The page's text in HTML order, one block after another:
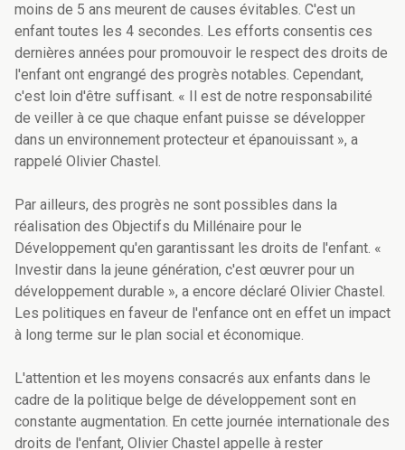
moins de 5 ans meurent de causes évitables. C'est un
enfant toutes les 4 secondes. Les efforts consentis ces
dernières années pour promouvoir le respect des droits de
l'enfant ont engrangé des progrès notables. Cependant,
c'est loin d'être suffisant. « Il est de notre responsabilité
de veiller à ce que chaque enfant puisse se développer
dans un environnement protecteur et épanouissant », a
rappelé Olivier Chastel.
Par ailleurs, des progrès ne sont possibles dans la
réalisation des Objectifs du Millénaire pour le
Développement qu'en garantissant les droits de l'enfant. «
Investir dans la jeune génération, c'est œuvrer pour un
développement durable », a encore déclaré Olivier Chastel.
Les politiques en faveur de l'enfance ont en effet un impact
à long terme sur le plan social et économique.
L'attention et les moyens consacrés aux enfants dans le
cadre de la politique belge de développement sont en
constante augmentation. En cette journée internationale des
droits de l'enfant, Olivier Chastel appelle à rester